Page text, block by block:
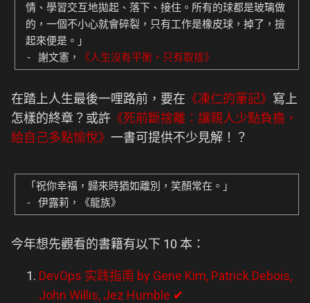
情、學習交互地拋起、落下、接住。所有的球都是玻璃做
的，一個不小心就會碎裂，只有工作是橡皮球，掉了，撿
起來便是。」
- 謝文憲，
《人生沒有平衡，只有取捨》
在踏上人生最後一哩路前，要在 《凍仁的筆記》 寫上
怎樣的終章？或許 《死前斷捨離：讓親人少點負擔，
給自己多點愉悅》 一書可提供不少見解！？
「祝你幸福，歸來時猶如離別，笑顏常在。」
- 伊露莉，《龍族》
今年想先觀看的書籍有以下 10 本：
DevOps 实践指南 by Gene Kim, Patrick Debois,
John Willis, Jez Humble ✔